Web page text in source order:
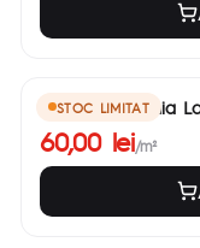
STOC LIMITAT
Parchet Armonia
60,00 lei/m²